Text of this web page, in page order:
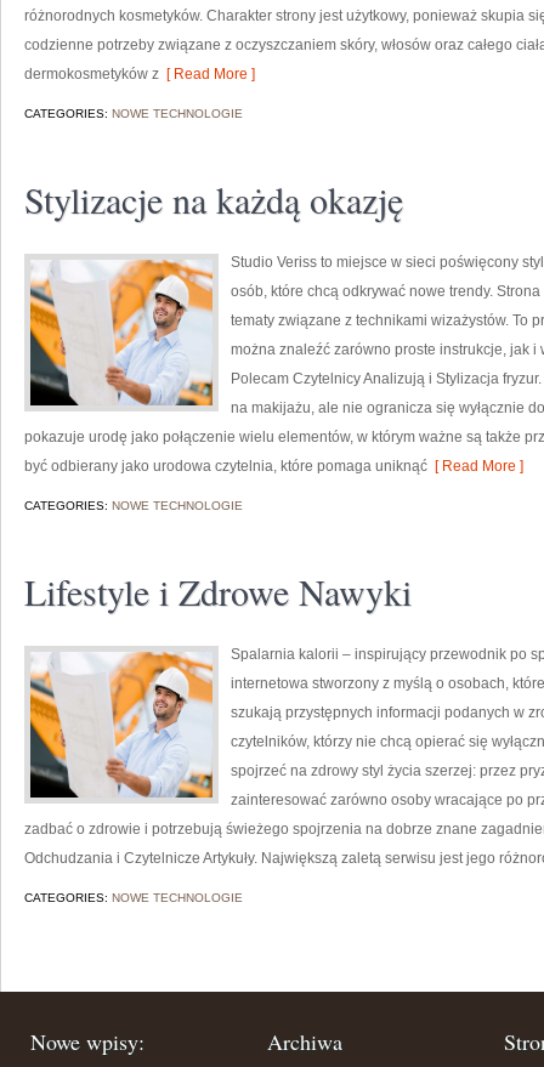
różnorodnych kosmetyków. Charakter strony jest użytkowy, ponieważ skupia
codzienne potrzeby związane z oczyszczaniem skóry, włosów oraz całego
dermokosmetyków z [ Read More ]
CATEGORIES: NOWE TECHNOLOGIE
Stylizacje na każdą okazję
Studio Veriss to miejsce w sieci poświęcony
osób, które chcą odkrywać nowe trendy.
tematy związane z technikami wizażystów. To
można znaleźć zarówno proste instrukcje, jak
Polecam Czytelnicy Analizują i Stylizacja
na makijażu, ale nie ogranicza się wyłącznie
pokazuje urodę jako połączenie wielu elementów, w którym ważne są także
być odbierany jako urodowa czytelnia, które pomaga uniknąć [ Read More ]
CATEGORIES: NOWE TECHNOLOGIE
Lifestyle i Zdrowe Nawyki
Spalarnia kalorii – inspirujący przewodnik po
internetowa stworzony z myślą o osobach,
szukają przystępnych informacji podanych w
czytelników, którzy nie chcą opierać się
spojrzeć na zdrowy styl życia szerzej: przez
zainteresować zarówno osoby wracające po
zadbać o zdrowie i potrzebują świeżego spojrzenia na dobrze znane
Odchudzania i Czytelnicze Artykuły. Największą zaletą serwisu jest jego
CATEGORIES: NOWE TECHNOLOGIE
Nowe wpisy: Archiwa